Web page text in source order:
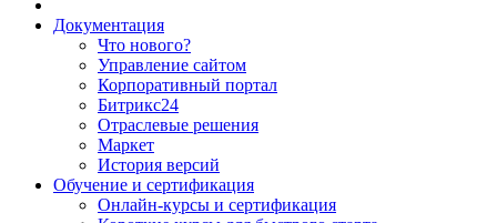
Документация
Что нового?
Управление сайтом
Корпоративный портал
Битрикс24
Отраслевые решения
Маркет
История версий
Обучение и сертификация
Онлайн-курсы и сертификация